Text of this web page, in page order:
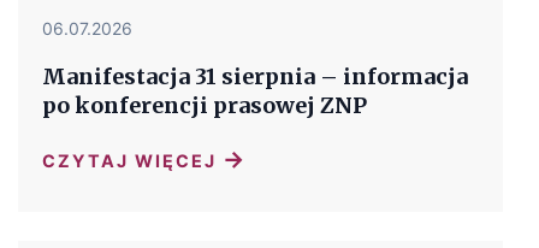
06.07.2026
Manifestacja 31 sierpnia – informacja
po konferencji prasowej ZNP
CZYTAJ WIĘCEJ →